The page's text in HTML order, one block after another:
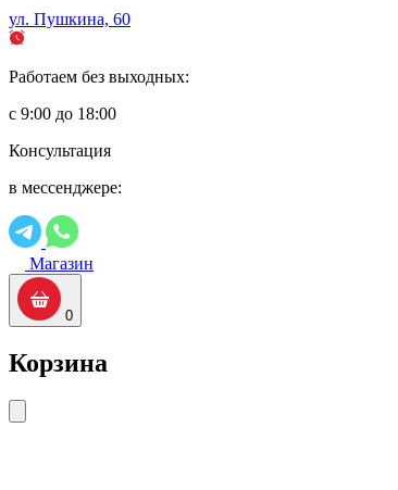
ул. Пушкина, 60
Работаем без выходных:
с 9:00 до 18:00
Консультация
в мессенджере:
Магазин
0
Корзина